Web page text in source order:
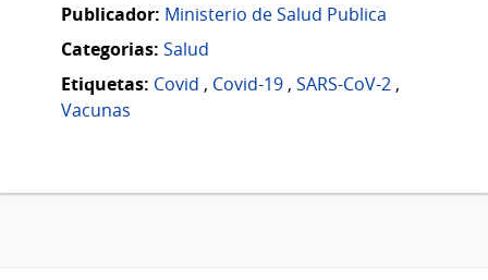
Publicador: Ministerio de Salud Publica
Categorias: Salud
Etiquetas: Covid , Covid-19 , SARS-CoV-2 ,
Vacunas